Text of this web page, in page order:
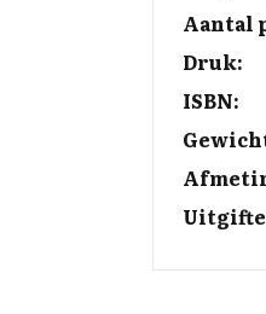
Aantal
Druk:
ISBN: